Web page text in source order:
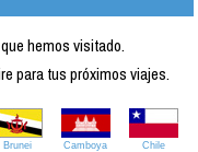
hemos visitado.
para tus próximos viajes.
Brunei Camboya Chile